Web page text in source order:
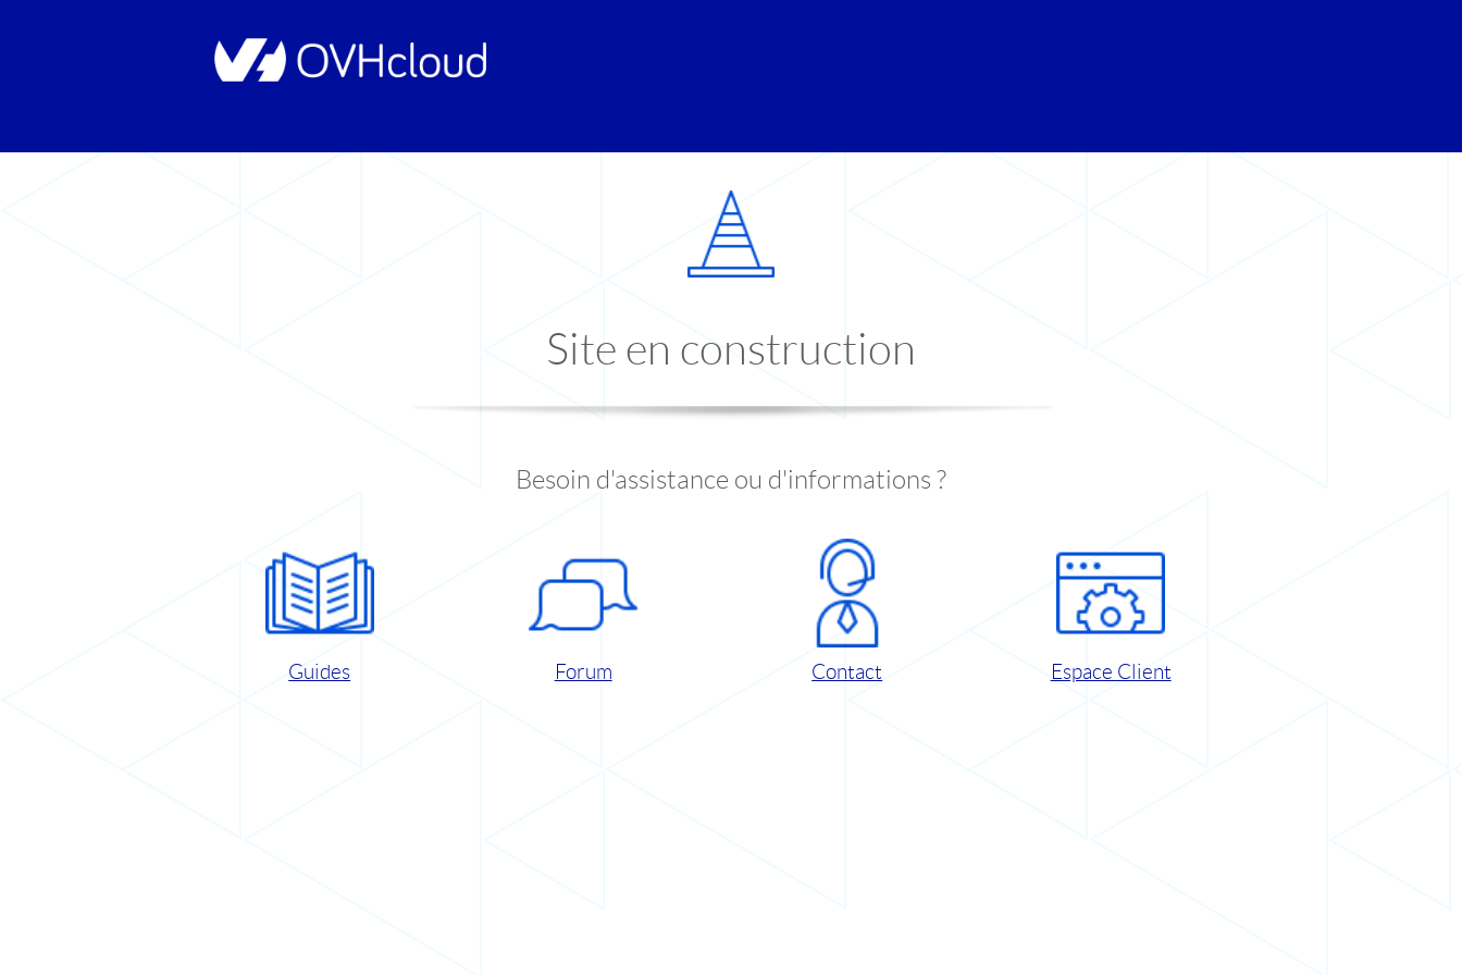
Site en construction
Besoin d'assistance ou d'informations ?
Guides Forum Contact Espace Client